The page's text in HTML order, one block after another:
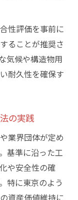
性評価を事前に
ることが推奨さ
気候や構造物用
耐久性を確保す
の実践
業界団体が定め
基準に沿った工
や安全性の確
特に東京のよう
資産価値維持に